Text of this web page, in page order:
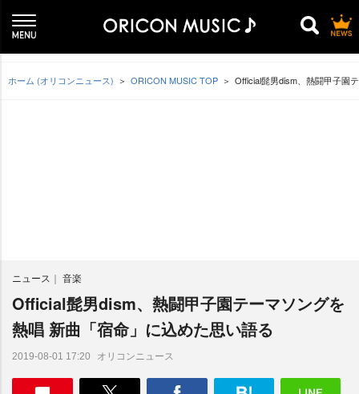
ホーム (オリコンニュース) ORICON MUSIC TOP Official髭男dism、熱闘甲子園
ニュース 音楽
Official髭男dism、熱闘甲子園テーマソングを
熱唱 新曲「宿命」に込めた思い語る
2019-08-01 17:20 オリコンニュース